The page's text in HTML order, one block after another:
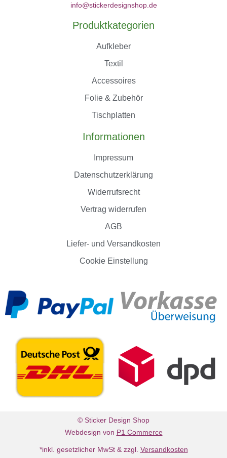
info@stickerdesignshop.de
Produktkategorien
Aufkleber
Textil
Accessoires
Folie & Zubehör
Tischplatten
Informationen
Impressum
Datenschutzerklärung
Widerrufsrecht
Vertrag widerrufen
AGB
Liefer- und Versandkosten
Cookie Einstellung
© Sticker Design Shop
Webdesign von P1 Commerce
*inkl. gesetzlicher MwSt & zzgl. Versandkosten